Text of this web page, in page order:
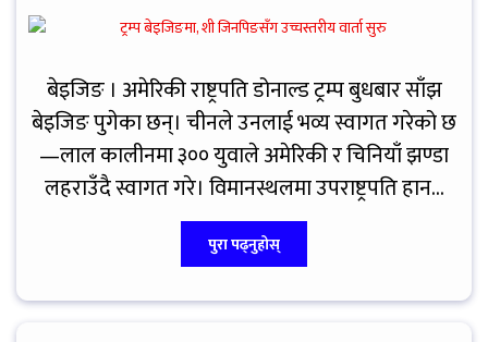
बेइजिङ । अमेरिकी राष्ट्रपति डोनाल्ड ट्रम्प बुधबार साँझ
बेइजिङ पुगेका छन्। चीनले उनलाई भव्य स्वागत गरेको छ
—लाल कालीनमा ३०० युवाले अमेरिकी र चिनियाँ झण्डा
लहराउँदै स्वागत गरे। विमानस्थलमा उपराष्ट्रपति हान...
पुरा पढ्नुहोस्